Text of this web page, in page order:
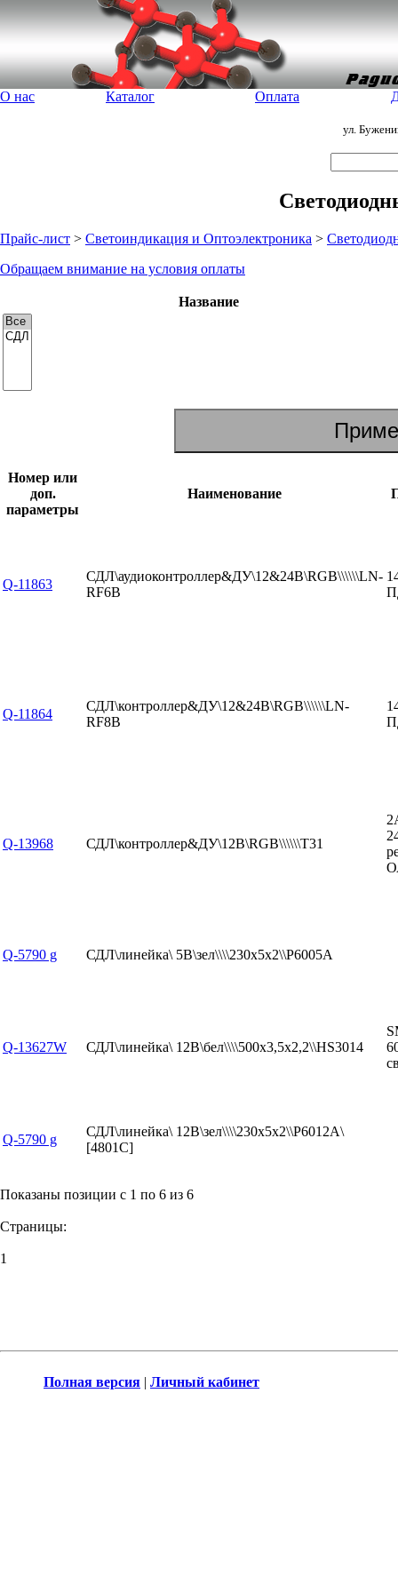
О нас Каталог Оплата
ул.
Прайс-лист > Светоиндикация и Оптоэлектроника >
Обращаем внимание на условия оплаты
Название
Номер или
доп.
параметры
Наименование
Q-11863
СДЛ\аудиоконтроллер&ДУ\12&24В\RGB\\\\\\LN-
RF6B
Q-11864
СДЛ\контроллер&ДУ\12&24В\RGB\\\\\\LN-
RF8B
Q-13968 СДЛ\контроллер&ДУ\12В\RGB\\\\\\T31
Q-5790 g СДЛ\линейка\ 5В\зел\\\\230x5x2\\P6005A
Q-13627W СДЛ\линейка\ 12В\бел\\\\500x3,5x2,2\\HS3014
Q-5790 g
СДЛ\линейка\ 12В\зел\\\\230x5x2\\P6012A\
[4801C]
Показаны позиции с 1 по 6 из 6
Страницы:
1
Полная версия | Личный кабинет